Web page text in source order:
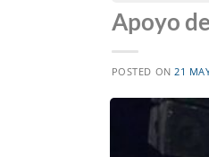
Apoyo
POSTED ON21